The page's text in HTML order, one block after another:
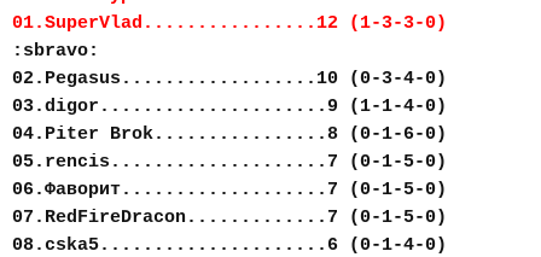
01.SuperVlad................12 (1-3-3-0)
:sbravo:
02.Pegasus..................10 (0-3-4-0)
03.digor.....................9 (1-1-4-0)
04.Piter Brok................8 (0-1-6-0)
05.rencis....................7 (0-1-5-0)
06.Фаворит...................7 (0-1-5-0)
07.RedFireDracon.............7 (0-1-5-0)
08.cska5.....................6 (0-1-4-0)